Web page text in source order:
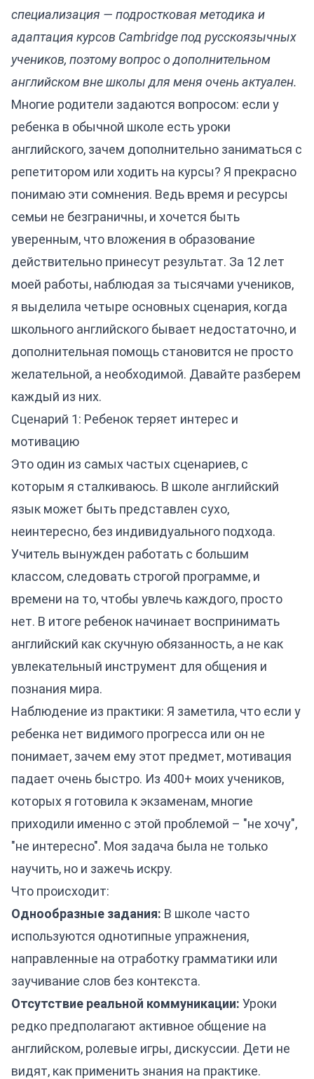
специализация — подростковая методика и
адаптация курсов Cambridge под русскоязычных
учеников, поэтому вопрос о дополнительном
английском вне школы для меня очень актуален.
Многие родители задаются вопросом: если у
ребенка в обычной школе есть уроки
английского, зачем дополнительно заниматься с
репетитором или ходить на курсы? Я прекрасно
понимаю эти сомнения. Ведь время и ресурсы
семьи не безграничны, и хочется быть
уверенным, что вложения в образование
действительно принесут результат. За 12 лет
моей работы, наблюдая за тысячами учеников,
я выделила четыре основных сценария, когда
школьного английского бывает недостаточно, и
дополнительная помощь становится не просто
желательной, а необходимой. Давайте разберем
каждый из них.
Сценарий 1: Ребенок теряет интерес и
мотивацию
Это один из самых частых сценариев, с
которым я сталкиваюсь. В школе английский
язык может быть представлен сухо,
неинтересно, без индивидуального подхода.
Учитель вынужден работать с большим
классом, следовать строгой программе, и
времени на то, чтобы увлечь каждого, просто
нет. В итоге ребенок начинает воспринимать
английский как скучную обязанность, а не как
увлекательный инструмент для общения и
познания мира.
Наблюдение из практики: Я заметила, что если у
ребенка нет видимого прогресса или он не
понимает, зачем ему этот предмет, мотивация
падает очень быстро. Из 400+ моих учеников,
которых я готовила к экзаменам, многие
приходили именно с этой проблемой – "не хочу",
"не интересно". Моя задача была не только
научить, но и зажечь искру.
Что происходит:
Однообразные задания: В школе часто
используются однотипные упражнения,
направленные на отработку грамматики или
заучивание слов без контекста.
Отсутствие реальной коммуникации: Уроки
редко предполагают активное общение на
английском, ролевые игры, дискуссии. Дети не
видят, как применить знания на практике.